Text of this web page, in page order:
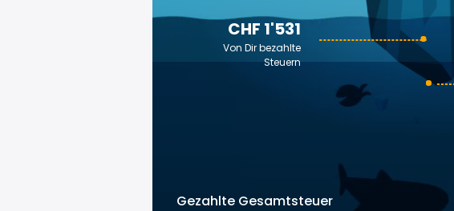
CHF 1'531
Von Dir bezahlte
Steuern
Gezahlte Gesamtsteuer